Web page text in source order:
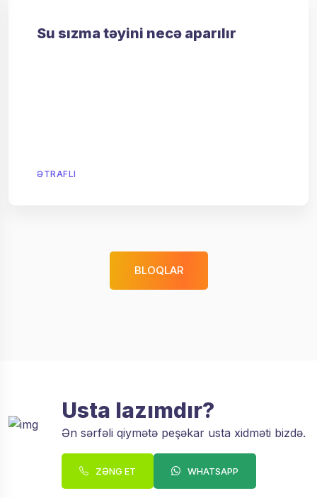
Su sızma təyini necə aparılır
ƏTRAFLI
BLOQLAR
Usta lazımdır?
Ən sərfəli qiymətə peşəkar usta xidməti bizdə.
ZƏNG ET WHATSAPP